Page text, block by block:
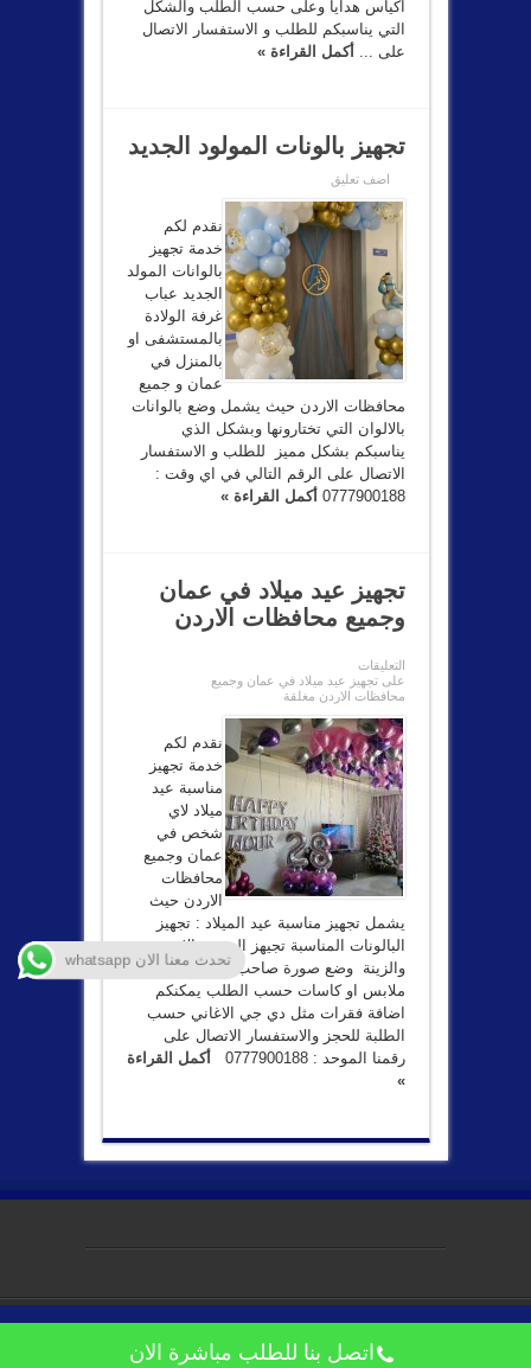
اكياس هدايا وعلى حسب الطلب والشكل
التي يناسبكم للطلب و الاستفسار الاتصال
على ... أكمل القراءة »
تجهيز بالونات المولود الجديد
اضف تعليق
نقدم لكم
خدمة تجهيز
بالوانات المولد
الجديد عباب
غرفة الولادة
بالمستشفى او
بالمنزل في
عمان و جميع
محافظات الاردن حيث يشمل وضع بالوانات
بالالوان التي تختارونها وبشكل الذي
يناسبكم بشكل مميز للطلب و الاستفسار
الاتصال على الرقم التالي في اي وقت :
0777900188 أكمل القراءة »
تجهيز عيد ميلاد في عمان
وجميع محافظات الاردن
التعليقات
على تجهيز عيد ميلاد في عمان وجميع
محافظات الاردن مغلقة
نقدم لكم
خدمة تجهيز
مناسبة عيد
ميلاد لاي
شخص في
عمان وجميع
محافظات
الاردن حيث
يشمل تجهيز مناسبة عيد الميلاد : تجهيز
البالونات المناسبة تجيهز الورورد الازمه
والزينة وضع صورة صاحب عيد الميلاد على
ملابس او كاسات حسب الطلب يمكنكم
اضافة فقرات مثل دي جي الاغاني حسب
الطلبة للحجز والاستفسار الاتصال على
رقمنا الموحد : 0777900188
أكمل القراءة
»
اتصل بنا للطلب مباشرة الان
تحدث معنا الان whatsapp